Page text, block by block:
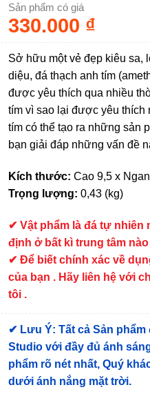
Sản phẩm có giá
330.000 ₫
Sở hữu một vẻ đẹp kiêu sa,
diệu, đá thạch anh tím
được yêu thích qua nhiều
tím vì sao lại được yêu thích
tím có thể tạo ra những sản
bạn giải đáp những vấn đề
Kích thước: Cao 9,5 x
Trọng lượng: 0,43 (kg)
✔ Vật phẩm là đá tự nhiên
định ở bất kì trung tâm
✔ Để biết chính xác về
của bạn . Hãy liên hệ với
tôi .
✔ Lưu Ý: Tất cả Sản
Studio với đầy đủ ánh
phẩm rõ nét nhất, Quý
dưới ánh nắng mặt trời.